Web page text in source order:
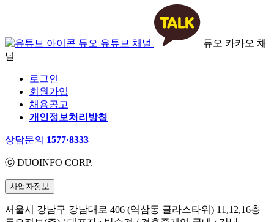
듀오 유튜브 채널
듀오 카카오 채
널
로그인
회원가입
채용공고
개인정보처리방침
상담문의 1577·8333
ⓒ DUOINFO CORP.
사업자정보
서울시 강남구 강남대로 406 (역삼동 글라스타워) 11,12,16층